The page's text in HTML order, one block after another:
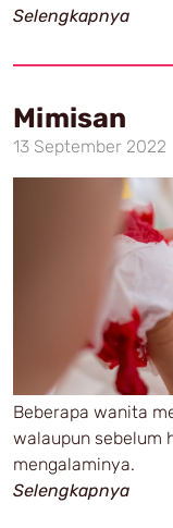
Selengkapnya
Mimisan
13 September 2022
Beberapa wanita
walaupun sebelum
mengalaminya.
Selengkapnya